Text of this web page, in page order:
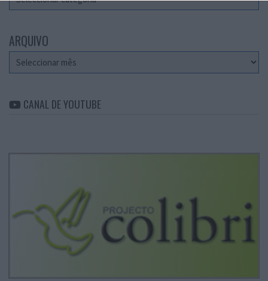
ARQUIVO
Arquivo
CANAL DE YOUTUBE